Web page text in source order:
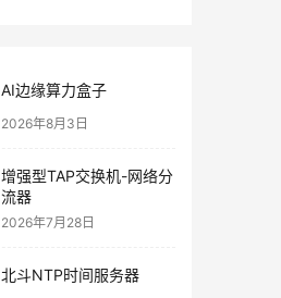
AI边缘算力盒子
2026年8月3日
增强型TAP交换机-网络分
流器
2026年7月28日
北斗NTP时间服务器